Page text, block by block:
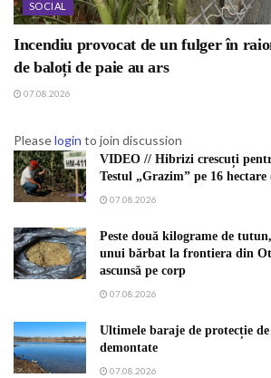
SOCIAL
Incendiu provocat de un fulger în
de baloți de paie au ars
07.08.2026
Pleaselogin to join discussion
VIDEO // Hibrizi crescuți
Testul „Grazim” pe 16 hectare
07.08.2026
Peste două kilograme de
unui bărbat la frontiera din
ascunsă pe corp
07.08.2026
Ultimele baraje de protecție
demontate
07.08.2026